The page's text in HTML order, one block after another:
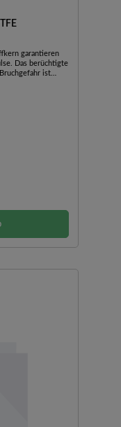
garantieren
Das berüchtigte
ist
aus
Abdichtung